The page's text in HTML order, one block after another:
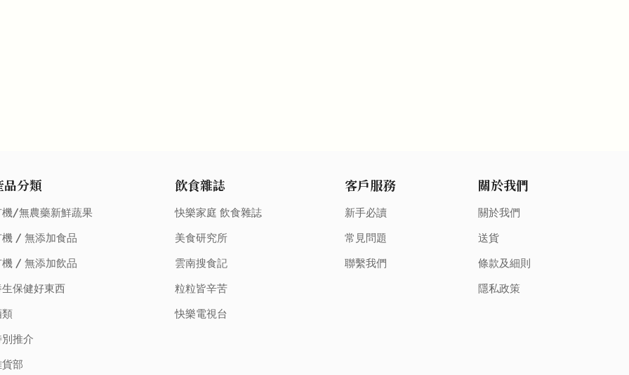
品分類
/無農藥新鮮蔬果
/ 無添加食品
/ 無添加飲品
保健好東西
推介
部
飲食雜誌
快樂家庭 飲食雜誌
美食研究所
雲南搜食記
粒粒皆辛苦
快樂電視台
客戶服務
新手必讀
常見問題
聯繫我們
關於我們
關於我們
送貨
條款及細則
隱私政策